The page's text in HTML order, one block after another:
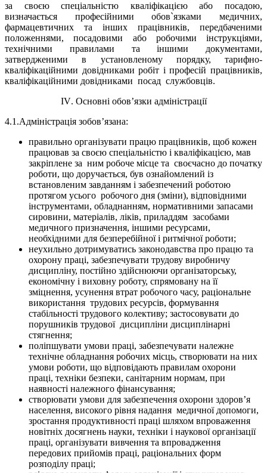
за своєю спеціальністю кваліфікацією або посадою,
визначається професійними обов`язками медичних,
фармацевтичних та інших працівників, передбаченими
положеннями, посадовими або робочими інструкціями,
технічними правилами та іншими документами,
затвердженими в установленому порядку, тарифно-
кваліфікаційними довідниками робіт і професій працівників,
кваліфікаційними довідниками посад службовців.
ІV. Основні обов’язки адміністрації
4.1.Адміністрація зобов’язана:
правильно організувати працю працівників, щоб кожен
працював за своєю спеціальністю і кваліфікацією, мав
закріплене за ним робоче місце та своєчасно до початку
роботи, що доручається, був ознайомлений із
встановленим завданням і забезпечений роботою
протягом усього робочого дня (зміни), відповідними
інструментами, обладнанням, нормативними запасами
сировини, матеріалів, ліків, приладдям засобами
медичного призначення, іншими ресурсами,
необхідними для безперебійної і ритмічної роботи;
неухильно дотримуватись законодавства про працю та
охорону праці, забезпечувати трудову виробничу
дисципліну, постійно здійснюючи організаторську,
економічну і виховну роботу, спрямовану на її
зміцнення, усунення втрат робочого часу, раціональне
використання трудових ресурсів, формування
стабільності трудового колективу; застосовувати до
порушників трудової дисципліни дисциплінарні
стягнення;
поліпшувати умови праці, забезпечувати належне
технічне обладнання робочих місць, створювати на них
умови роботи, що відповідають правилам охорони
праці, техніки безпеки, санітарним нормам, при
наявності належного фінансування;
створювати умови для забезпечення охорони здоров’я
населення, високого рівня надання медичної допомоги,
зростання продуктивності праці шляхом впроваження
новітніх досягнень науки, техніки і наукової організації
праці, організувати вивчення та впровадження
передових прийомів праці, раціональних форм
розподілу праці;